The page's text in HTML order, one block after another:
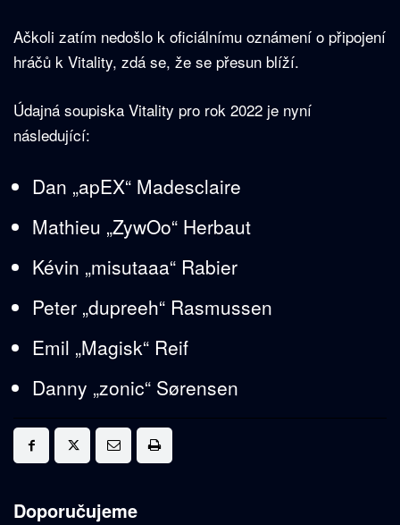
Ačkoli zatím nedošlo k oficiálnímu oznámení o připojení
hráčů k Vitality, zdá se, že se přesun blíží.
Údajná soupiska Vitality pro rok 2022 je nyní
následující:
Dan „apEX“ Madesclaire
Mathieu „ZywOo“ Herbaut
Kévin „misutaaa“ Rabier
Peter „dupreeh“ Rasmussen
Emil „Magisk“ Reif
Danny „zonic“ Sørensen
Doporučujeme